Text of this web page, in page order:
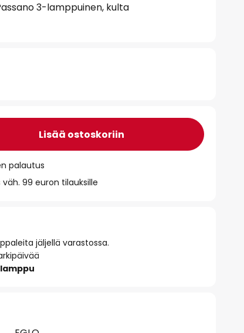
3-lamppuinen, kulta
Lisää ostoskoriin
palautus
99 euron tilauksille
jäljellä varastossa.